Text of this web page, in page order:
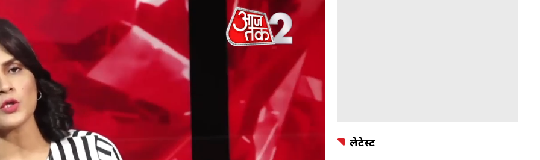
लेटेस्ट